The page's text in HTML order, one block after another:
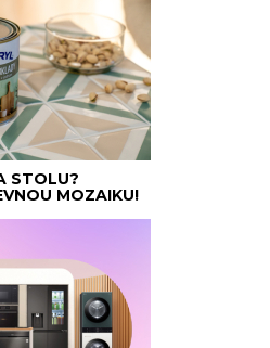
STOLU?
MOZAIKU!